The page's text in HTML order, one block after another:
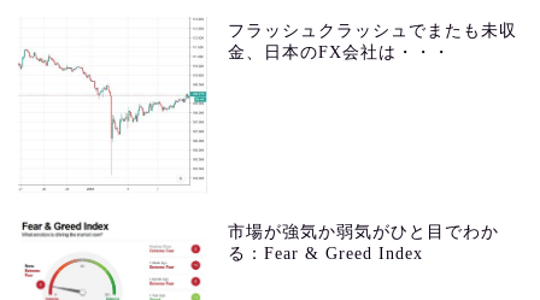
フラッシュクラッシュでまたも未収
金、日本のFX会社は・・・
市場が強気か弱気がひと目でわか
る：Fear & Greed Index